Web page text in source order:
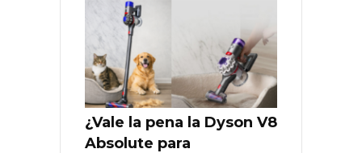
¿Vale la pena la Dyson V8
Absolute para